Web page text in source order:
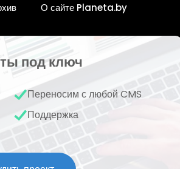
О сайте Planeta.by
под ключ
Переносим с любой CMS
Поддержка